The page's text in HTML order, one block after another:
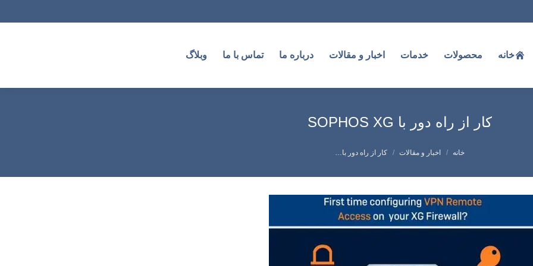
خانه محصولات خدمات اخبار و مقالات درباره ما تماس با ما وبلاگ
کار از راه دور با SOPHOS XG
شما اینجا هستید:
خانه اخبار و مقالات کار از راه دور با…